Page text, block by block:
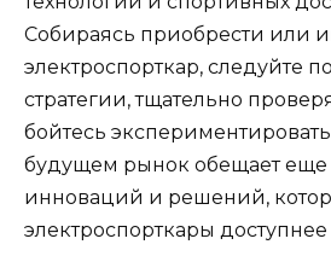
Собираясь приобрести или
электроспорткар, следуйте
стратегии, тщательно
бойтесь
будущем рынок обещает
инноваций и решений,
электроспорткары